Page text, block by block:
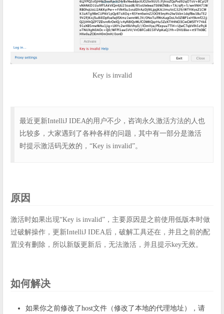
Key is invalid
最近更新IntelliJ IDEA的用户不少，咨询永久激活方法的人也
比较多，大家遇到了各种各样的问题，其中有一部分是激活
时提示激活码无效的，“Key is invalid”。
原因
激活时如果出现“Key is invalid”，主要原因是之前使用低版本时做
过破解操作，更新IntelliJ IDEA后，破解工具还在，并且之前的配
置没有删除，所以新版更新后，无法激活，并且提示key无效。
如何解决
如果你之前修改了host文件（修改了本地的代理地址），请